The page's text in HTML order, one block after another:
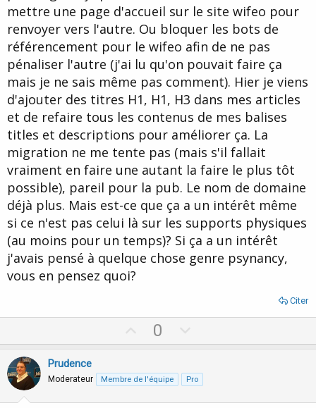
mettre une page d'accueil sur le site wifeo pour
renvoyer vers l'autre. Ou bloquer les bots de
référencement pour le wifeo afin de ne pas
pénaliser l'autre (j'ai lu qu'on pouvait faire ça
mais je ne sais même pas comment). Hier je viens
d'ajouter des titres H1, H1, H3 dans mes articles
et de refaire tous les contenus de mes balises
titles et descriptions pour améliorer ça. La
migration ne me tente pas (mais s'il fallait
vraiment en faire une autant la faire le plus tôt
possible), pareil pour la pub. Le nom de domaine
déjà plus. Mais est-ce que ça a un intérêt même
si ce n'est pas celui là sur les supports physiques
(au moins pour un temps)? Si ça a un intérêt
j'avais pensé à quelque chose genre psynancy,
vous en pensez quoi?
Citer
p
o
t
0
o
n
v
Prudence
Moderateur Membre de l'équipe Pro